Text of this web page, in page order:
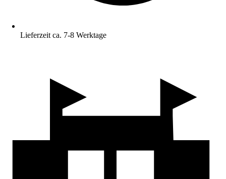
Lieferzeit ca. 7-8 Werktage